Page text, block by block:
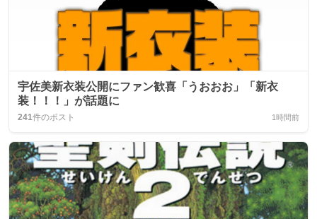
宇佐美新衣装公開にファン歓喜「うおおお」「新衣
装！！！」が話題に
241件のポスト 1時間前